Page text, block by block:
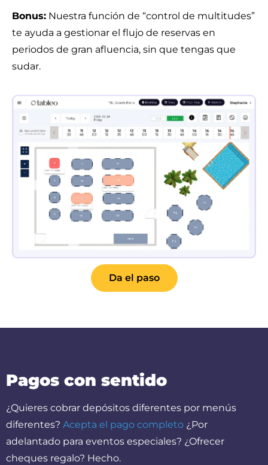
Bonus: Nuestra función de “control de multitudes”
te ayuda a gestionar el flujo de reservas en
periodos de gran afluencia, sin que tengas que
sudar.
Da el paso
Pagos con sentido
¿Quieres cobrar depósitos diferentes por menús
diferentes? Acepta el pago completo ¿Por
adelantado para eventos especiales? ¿Ofrecer
cheques regalo? Hecho.